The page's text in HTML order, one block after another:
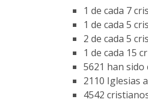
1 de cada 7
1 de cada 5
2 de cada 5
1 de cada 15
5621 han
2110 Iglesias
4542